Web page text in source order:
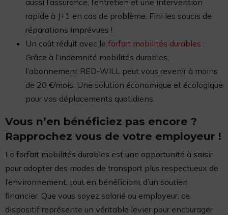
rapide à J+1 en cas de problème. Fini les soucis de
réparations imprévues !
Un coût réduit avec le forfait mobilités durables :
Grâce à l’indemnité mobilités durables,
l’abonnement RED-WILL peut vous revenir à moins
de 20 €/mois. Une solution économique et écologique
pour vos déplacements quotidiens.
Vous n’en bénéficiez pas encore ?
Rapprochez vous de votre employeur !
Le forfait mobilités durables est une opportunité à saisir
pour adopter des modes de transport plus respectueux de
l’environnement, tout en bénéficiant d’un soutien
financier. Que vous soyez salarié ou employeur, ce
dispositif représente un véritable levier pour encourager